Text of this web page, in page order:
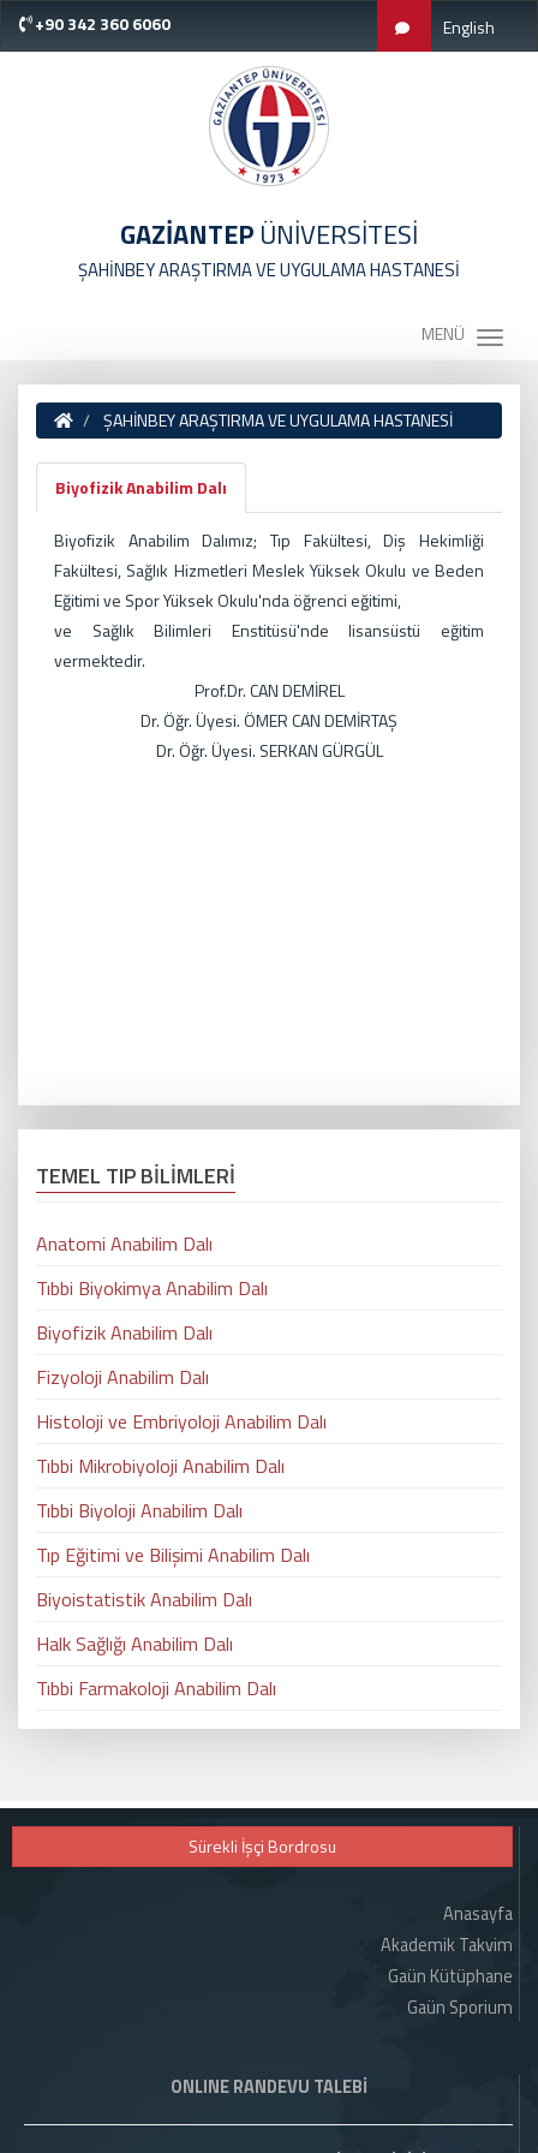
+90 342 360 6060 English
GAZİANTEP ÜNİVERSİTESİ
ŞAHİNBEY ARAŞTIRMA VE UYGULAMA HASTANESİ
MENÜ
ŞAHİNBEY ARAŞTIRMA VE UYGULAMA HASTANESİ
Biyofizik Anabilim Dalı
Biyofizik Anabilim Dalımız; Tıp Fakültesi, Diş Hekimliği
Fakültesi, Sağlık Hizmetleri Meslek Yüksek Okulu ve Beden
Eğitimi ve Spor Yüksek Okulu'nda öğrenci eğitimi,
ve Sağlık Bilimleri Enstitüsü'nde lisansüstü eğitim
vermektedir.
Prof.Dr. CAN DEMİREL
Dr. Öğr. Üyesi. ÖMER CAN DEMİRTAŞ
Dr. Öğr. Üyesi. SERKAN GÜRGÜL
TEMEL TIP BİLİMLERİ
Anatomi Anabilim Dalı
Tıbbi Biyokimya Anabilim Dalı
Biyofizik Anabilim Dalı
Fizyoloji Anabilim Dalı
Histoloji ve Embriyoloji Anabilim Dalı
Tıbbi Mikrobiyoloji Anabilim Dalı
Tıbbi Biyoloji Anabilim Dalı
Tıp Eğitimi ve Bilişimi Anabilim Dalı
Biyoistatistik Anabilim Dalı
Halk Sağlığı Anabilim Dalı
Tıbbi Farmakoloji Anabilim Dalı
Sürekli İşçi Bordrosu
Anasayfa
Akademik Takvim
Gaün Kütüphane
Gaün Sporium
ONLINE RANDEVU TALEBİ